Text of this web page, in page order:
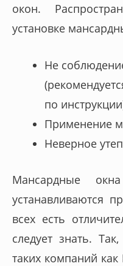
окон.
установке
Не
по
Применение
Неверное
Мансардные
устанавливаются
всех есть
следует знать.
таких компаний